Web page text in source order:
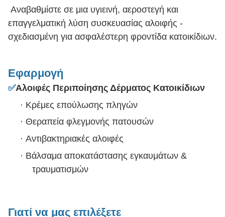
Αναβαθμίστε σε μια υγιεινή, αεροστεγή και
επαγγελματική λύση συσκευασίας αλοιφής -
σχεδιασμένη για ασφαλέστερη φροντίδα κατοικίδιων.
Εφαρμογή
✅Αλοιφές Περιποίησης Δέρματος Κατοικίδιων
· Κρέμες επούλωσης πληγών
· Θεραπεία φλεγμονής πατουσών
· Αντιβακτηριακές αλοιφές
· Βάλσαμα αποκατάστασης εγκαυμάτων &
τραυματισμών
Γιατί να μας επιλέξετε